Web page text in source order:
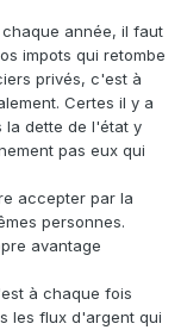
année, il faut
impots qui retombe
privés, c'est à
Certes il y a
la dette de l'état y
pas eux qui
accepter par la
personnes.
avantage
à chaque fois
les flux d'argent qui